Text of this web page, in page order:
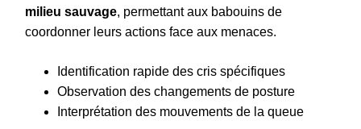
milieu sauvage, permettant aux babouins de
coordonner leurs actions face aux menaces.
Identification rapide des cris spécifiques
Observation des changements de posture
Interprétation des mouvements de la queue